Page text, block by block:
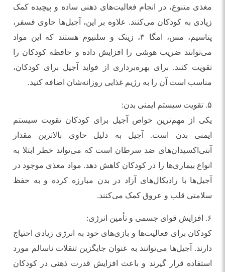
مغذی متنوع، در انجام فعالیت‌های ذهنی ساده و پیچیده کمک
زیادی به کودکان می‌کنند. علاوه بر این، آجیل‌ها حاوی فسفر،
پتاسیم، مس، امگا ۳، زینک و سلنیوم هستند که این مواد
می‌توانند ضریب هوشی را افزایش داده و حافظه کودکان را
تقویت کنند. برای بهره‌برداری از فواید آجیل برای کودکان،
مناسب است آن را به رژیم غذایی روزانه‌شان اضافه کنید.
۵. تقویت سیستم ایمنی بدن:
یکی از مهم‌ترین خواص آجیل برای کودکان تقویت سیستم
ایمنی بدن است. آجیل به دلیل حاوی بالاترین مقدار
آنتی‌اکسیدان‌های ضد سرطان است که می‌تواند خطر ابتلا به
انواع بیماری‌ها را در کودکان کاهش دهد. مواد مغذی موجود در
آجیل‌ها با رادیکال‌های آزاد در بدن مبارزه کرده و به حفظ
سلامتی قلب و عروق کمک می‌کنند.
۶. افزایش قوای جسمی و تأمین انرژی:
کودکان برای فعالیت‌ها و بازی‌های خود به انرژی زیادی احتیاج
دارند. آجیل‌ها می‌توانند به عنوان جایگزین تنقلات ناسالم مورد
استفاده قرار گیرند و باعث افزایش قدرت ذهنی در کودکان